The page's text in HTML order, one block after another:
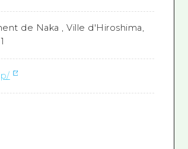
de Naka , Ville d'Hiroshima,